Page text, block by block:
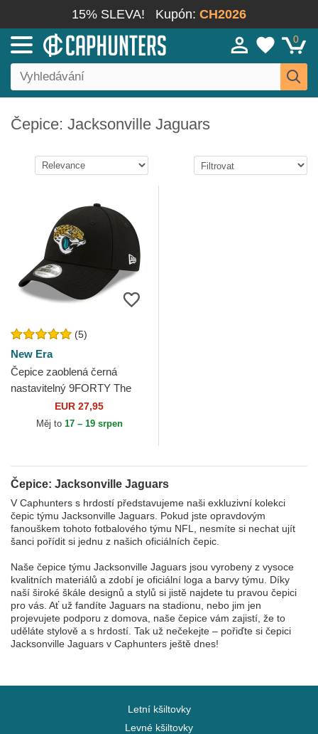
15% SLEVA! Kupón: CH2026
0
Čepice: Jacksonville Jaguars
(5)
New Era
Čepice zaoblená černá
nastavitelný 9FORTY The
League Jacksonville Jaguars
NFL New Era
EUR 27,95
Měj to 17 – 19 srpen
Čepice: Jacksonville Jaguars
V Caphunters s hrdostí představujeme naši exkluzivní kolekci
čepic týmu Jacksonville Jaguars. Pokud jste opravdovým
fanouškem tohoto fotbalového týmu NFL, nesmíte si nechat ujít
šanci pořídit si jednu z našich oficiálních čepic.
Naše čepice týmu Jacksonville Jaguars jsou vyrobeny z vysoce
kvalitních materiálů a zdobí je oficiální loga a barvy týmu. Díky
naší široké škále designů a stylů si jistě najdete tu pravou čepici
pro vás. Ať už fandíte Jaguars na stadionu, nebo jim jen
projevujete podporu z domova, naše čepice vám zajistí, že to
uděláte stylově a s hrdostí. Tak už nečekejte – pořiďte si čepici
Jacksonville Jaguars v Caphunters ještě dnes!
Letní kšiltovky
Levné kšiltovky